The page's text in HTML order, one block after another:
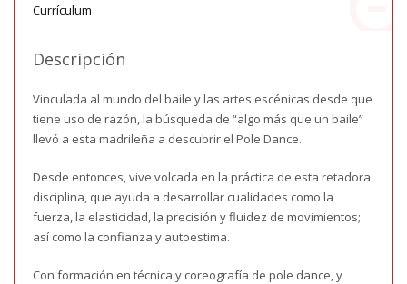
Currículum
Descripción
Vinculada al mundo del baile y las artes escénicas desde que
tiene uso de razón, la búsqueda de “algo más que un baile”
llevó a esta madrileña a descubrir el Pole Dance.
Desde entonces, vive volcada en la práctica de esta retadora
disciplina, que ayuda a desarrollar cualidades como la
fuerza, la elasticidad, la precisión y fluidez de movimientos;
así como la confianza y autoestima.
Con formación en técnica y coreografía de pole dance, y